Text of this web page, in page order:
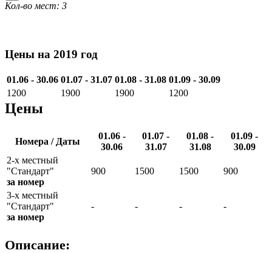
Кол-во мест: 3
Цены на 2019 год
01.06 - 30.06 01.07 - 31.07 01.08 - 31.08 01.09 - 30.09
1200
1900 1900 1200
Цены
Номера / Даты
01.06 -
30.06
01.07 -
31.07
01.08 -
31.08
01.09 -
30.09
2-х местный
"Стандарт"
за номер
900 1500 1500 900
3-х местный
"Стандарт"
за номер
- - - -
Описание: